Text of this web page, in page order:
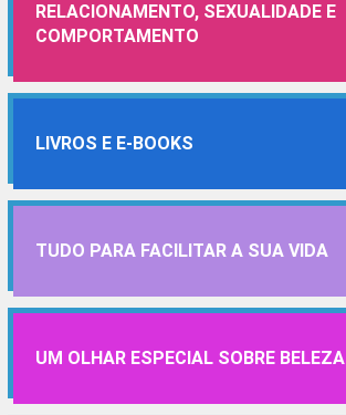
RELACIONAMENTO, SEXUALIDADE E
COMPORTAMENTO
LIVROS E E-BOOKS
TUDO PARA FACILITAR A SUA VIDA
UM OLHAR ESPECIAL SOBRE BELEZA